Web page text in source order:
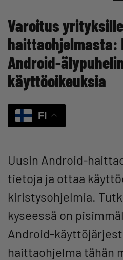
Varoitus
haittaohjelmasta:
Android-
käyttöoikeuksia
FI
Uusin Android-
tietoja ja ottaa
kiristysohjelmia.
kyseessä on
Android-
haittaohjelma tähän